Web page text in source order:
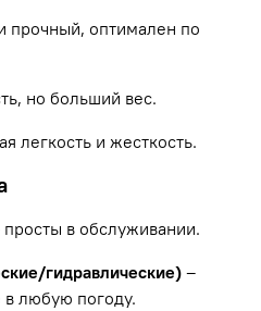
прочный, оптимален по
но больший вес.
легкость и жесткость.
просты в обслуживании.
гидравлические) –
любую погоду.